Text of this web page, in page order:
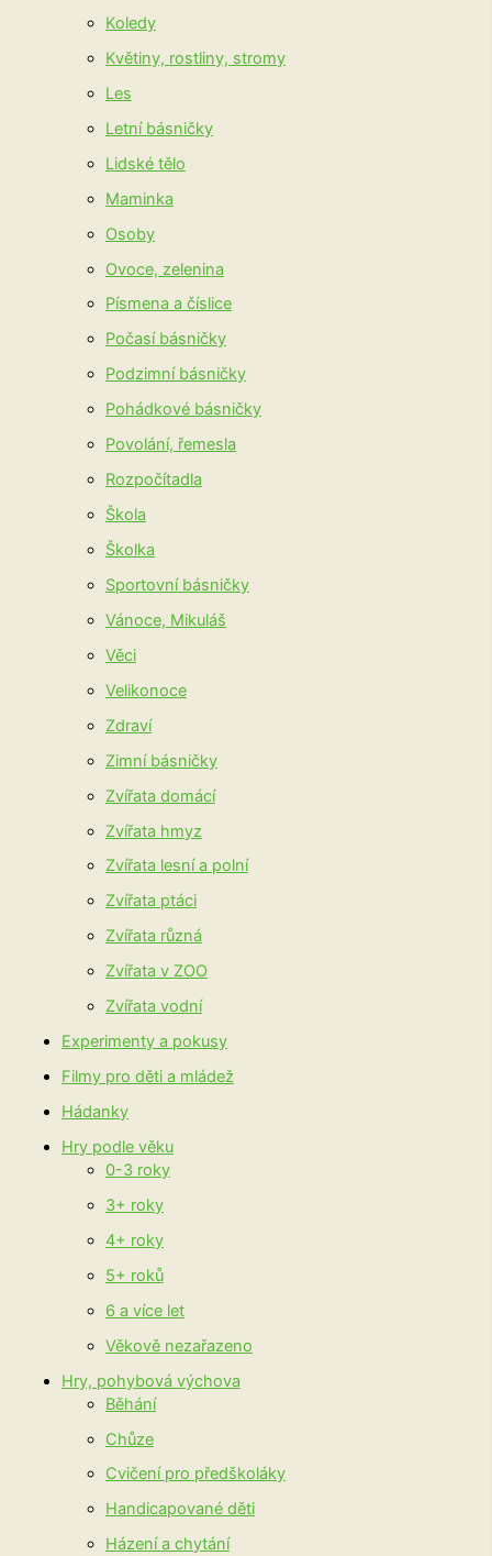
Koledy
Květiny, rostliny, stromy
Les
Letní básničky
Lidské tělo
Maminka
Osoby
Ovoce, zelenina
Písmena a číslice
Počasí básničky
Podzimní básničky
Pohádkové básničky
Povolání, řemesla
Rozpočítadla
Škola
Školka
Sportovní básničky
Vánoce, Mikuláš
Věci
Velikonoce
Zdraví
Zimní básničky
Zvířata domácí
Zvířata hmyz
Zvířata lesní a polní
Zvířata ptáci
Zvířata různá
Zvířata v ZOO
Zvířata vodní
Experimenty a pokusy
Filmy pro děti a mládež
Hádanky
Hry podle věku
0-3 roky
3+ roky
4+ roky
5+ roků
6 a více let
Věkově nezařazeno
Hry, pohybová výchova
Běhání
Chůze
Cvičení pro předškoláky
Handicapované děti
Házení a chytání